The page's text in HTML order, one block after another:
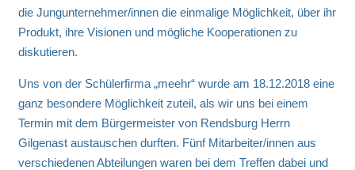
die Jungunternehmer/innen die einmalige Möglichkeit, über ihr
Produkt, ihre Visionen und mögliche Kooperationen zu
diskutieren.
Uns von der Schülerfirma „meehr“ wurde am 18.12.2018 eine
ganz besondere Möglichkeit zuteil, als wir uns bei einem
Termin mit dem Bürgermeister von Rendsburg Herrn
Gilgenast austauschen durften. Fünf Mitarbeiter/innen aus
verschiedenen Abteilungen waren bei dem Treffen dabei und